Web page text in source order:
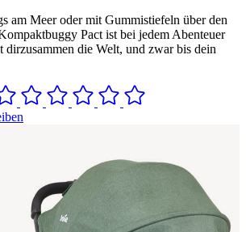
am Meer oder mit Gummistiefeln über den
Pact ist bei jedem Abenteuer
dirzusammen die Welt, und zwar bis dein